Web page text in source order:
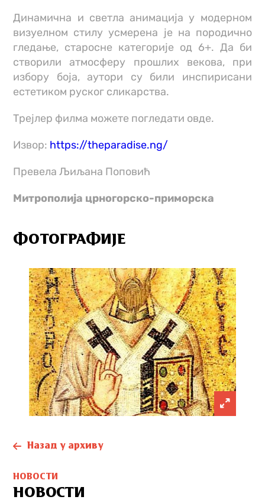
Динамична и светла анимација у модерном
визуелном стилу усмерена је на породично
гледање, старосне категорије од 6+. Да би
створили атмосферу прошлих векова, при
избору боја, аутори су били инспирисани
естетиком руског сликарства.
Трејлер филма можете погледати овде.
Извор: https://theparadise.ng/
Превела Љиљана Поповић
Митрополија црногорско-приморска
ФОТОГРАФИЈЕ
Назад у архиву
НОВОСТИ
НОВОСТИ